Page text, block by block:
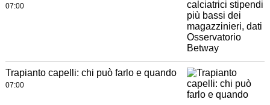
07:00
Trapianto capelli: chi può farlo e quando
07:00